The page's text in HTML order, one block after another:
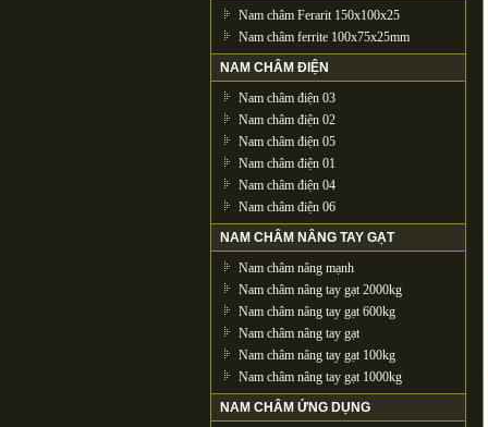
Nam châm Ferarit 150x100x25
Nam châm ferrite 100x75x25mm
NAM CHÂM ĐIỆN
Nam châm điện 03
Nam châm điện 02
Nam châm điện 05
Nam châm điện 01
Nam châm điện 04
Nam châm điện 06
NAM CHÂM NÂNG TAY GẠT
Nam châm nâng mạnh
Nam châm nâng tay gạt 2000kg
Nam châm nâng tay gạt 600kg
Nam châm nâng tay gạt
Nam châm nâng tay gạt 100kg
Nam châm nâng tay gạt 1000kg
NAM CHÂM ỨNG DỤNG